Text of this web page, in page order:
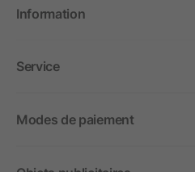
Information
Service
Modes de paiement